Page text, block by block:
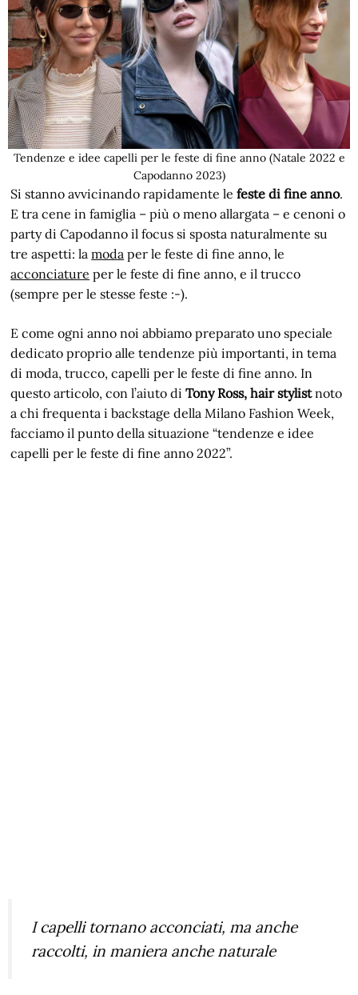
Tendenze e idee capelli per le feste di fine anno (Natale 2022 e
Capodanno 2023)
Si stanno avvicinando rapidamente lefeste di fine anno.
E tra cene in famiglia – più o meno allargata – e cenoni o
party di Capodanno il focus si sposta naturalmente su
tre aspetti: lamoda per le feste di fine anno, le
acconciature per le feste di fine anno, e il trucco
(sempre per le stesse feste :-).
E come ogni anno noi abbiamo preparato uno speciale
dedicato proprio alle tendenze più importanti, in tema
di moda, trucco, capelli per le feste di fine anno. In
questo articolo, con l’aiuto diTony Ross, hair stylistnoto
a chi frequenta i backstage della Milano Fashion Week,
facciamo il punto della situazione “tendenze e idee
capelli per le feste di fine anno 2022”.
I capelli tornano acconciati, ma anche
raccolti, in maniera anche naturale